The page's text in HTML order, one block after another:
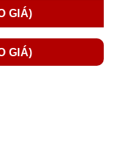
GIÁ)
GIÁ)